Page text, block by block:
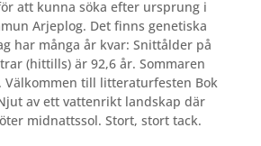
att kunna söka efter ursprung i
Arjeplog. Det finns genetiska
har många år kvar: Snittålder på
(hittills) är 92,6 år. Sommaren
till litteraturfesten Bok
av ett vattenrikt landskap där
midnattssol. Stort, stort tack.